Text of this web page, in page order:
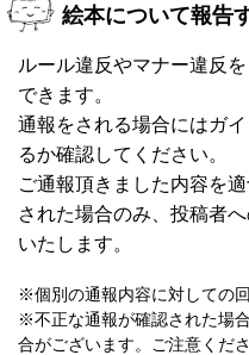
絵本について報告
ルール違反やマナー違反
できます。
通報をされる場合にはガ
るか確認してください。
ご通報頂きました内容を
された場合のみ、投稿者
いたします。
※個別の通報内容に対しての
※不正な通報が確認された場
合がございます。ご注意くださ